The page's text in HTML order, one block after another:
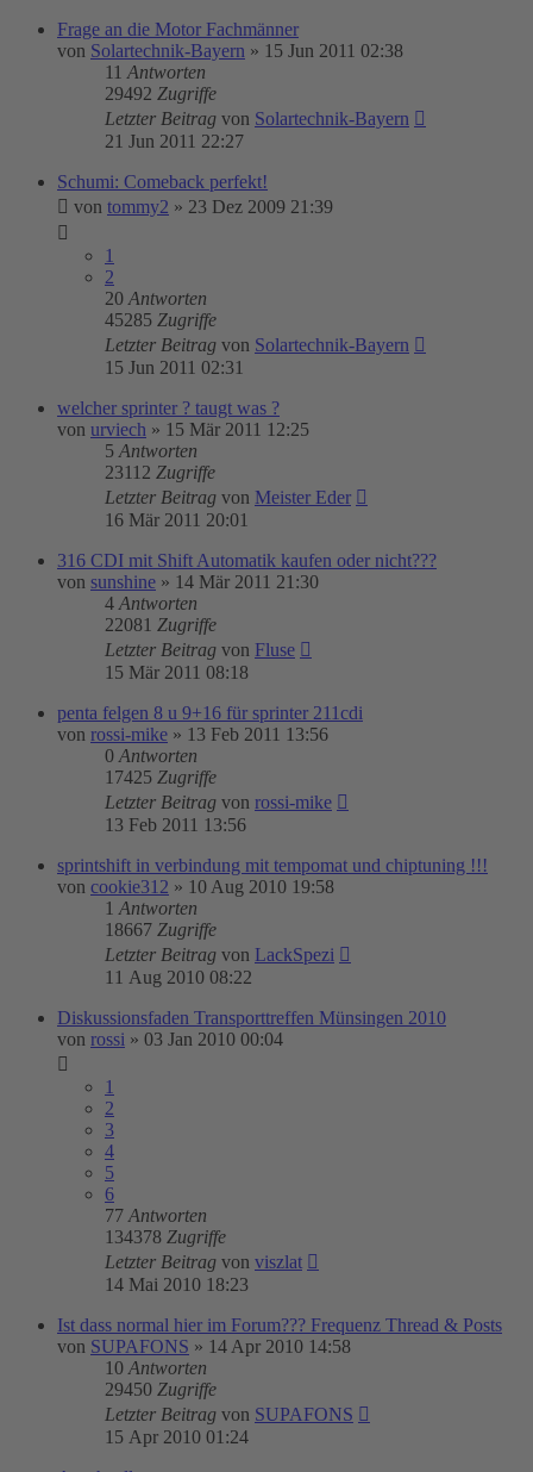
Frage an die Motor Fachmänner
von Solartechnik-Bayern » 15 Jun 2011 02:38
11 Antworten
29492 Zugriffe
Letzter Beitrag von Solartechnik-Bayern
21 Jun 2011 22:27
Schumi: Comeback perfekt!
von tommy2 » 23 Dez 2009 21:39
1
2
20 Antworten
45285 Zugriffe
Letzter Beitrag von Solartechnik-Bayern
15 Jun 2011 02:31
welcher sprinter ? taugt was ?
von urviech » 15 Mär 2011 12:25
5 Antworten
23112 Zugriffe
Letzter Beitrag von Meister Eder
16 Mär 2011 20:01
316 CDI mit Shift Automatik kaufen oder nicht???
von sunshine » 14 Mär 2011 21:30
4 Antworten
22081 Zugriffe
Letzter Beitrag von Fluse
15 Mär 2011 08:18
penta felgen 8 u 9+16 für sprinter 211cdi
von rossi-mike » 13 Feb 2011 13:56
0 Antworten
17425 Zugriffe
Letzter Beitrag von rossi-mike
13 Feb 2011 13:56
sprintshift in verbindung mit tempomat und chiptuning !!!
von cookie312 » 10 Aug 2010 19:58
1 Antworten
18667 Zugriffe
Letzter Beitrag von LackSpezi
11 Aug 2010 08:22
Diskussionsfaden Transporttreffen Münsingen 2010
von rossi » 03 Jan 2010 00:04
1
2
3
4
5
6
77 Antworten
134378 Zugriffe
Letzter Beitrag von viszlat
14 Mai 2010 18:23
Ist dass normal hier im Forum??? Frequenz Thread & Posts
von SUPAFONS » 14 Apr 2010 14:58
10 Antworten
29450 Zugriffe
Letzter Beitrag von SUPAFONS
15 Apr 2010 01:24